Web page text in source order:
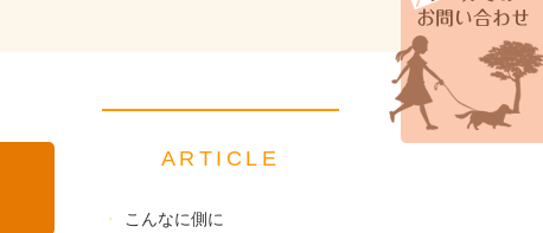
ARTICLE
こんなに側に